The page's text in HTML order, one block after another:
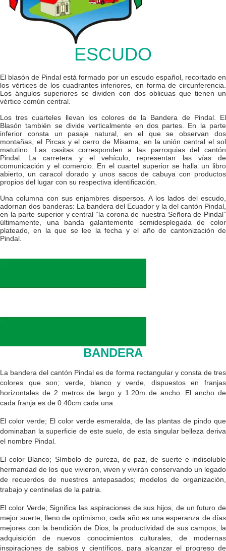
ESCUDO
El blasón de Pindal está formado por un escudo español, recortado en
los vértices de los cuadrantes inferiores, en forma de circunferencia.
Los ángulos superiores se dividen con dos oblicuas que tienen un
vértice común central.
Los tres cuarteles llevan los colores de la Bandera de Pindal. El
Blasón también se divide verticalmente en dos partes. En la parte
inferior consta un pasaje natural, en el que se observan dos
montañas, el Pircas y el cerro de Misama, en la unión central el sol
matutino. Las casitas corresponden a las parroquias del cantón
Pindal. La carretera y el vehículo, representan las vías de
comunicación y el comercio. En el cuartel superior se halla un libro
abierto, un caracol dorado y unos sacos de cabuya con productos
propios del lugar con su respectiva identificación.
Una columna con sus enjambres dispersos. A los lados del escudo,
adornan dos banderas: La bandera del Ecuador y la del cantón Pindal,
en la parte superior y central “la corona de nuestra Señora de Pindal”
últimamente, una banda galantemente semidesplegada de color
plateado, en la que se lee la fecha y el año de cantonización de
Pindal
BANDERA
La bandera del cantón Pindal es de forma rectangular y consta de tres
colores que son; verde, blanco y verde, dispuestos en franjas
horizontales de 2 metros de largo y 1.20m de ancho. El ancho de
cada franja es de 0.40cm cada una.
El color verde; El color verde esmeralda, de las plantas de pindo que
dominaban la superficie de este suelo, de esta singular belleza deriva
el nombre Pindal.
El color Blanco; Símbolo de pureza, de paz, de suerte e indisoluble
hermandad de los que vivieron, viven y vivirán conservando un legado
de recuerdos de nuestros antepasados; modelos de organización,
trabajo y centinelas de la patria.
El color Verde; Significa las aspiraciones de sus hijos, de un futuro de
mejor suerte, lleno de optimismo, cada año es una esperanza de días
mejores con la bendición de Dios, la productividad de sus campos, la
adquisición de nuevos conocimientos culturales, de modernas
inspiraciones de sabios y científicos, para alcanzar el progreso de